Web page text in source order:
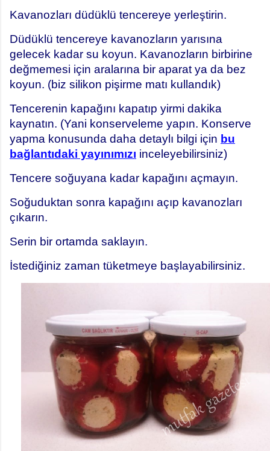
Kavanozları düdüklü tencereye yerleştirin.
Düdüklü tencereye kavanozların yarısına
gelecek kadar su koyun. Kavanozların birbirine
değmemesi için aralarına bir aparat ya da bez
koyun. (biz silikon pişirme matı kullandık)
Tencerenin kapağını kapatıp yirmi dakika
kaynatın. (Yani konserveleme yapın. Konserve
yapma konusunda daha detaylı bilgi için bu
bağlantıdaki yayınımızı inceleyebilirsiniz)
Tencere soğuyana kadar kapağını açmayın.
Soğuduktan sonra kapağını açıp kavanozları
çıkarın.
Serin bir ortamda saklayın.
İstediğiniz zaman tüketmeye başlayabilirsiniz.